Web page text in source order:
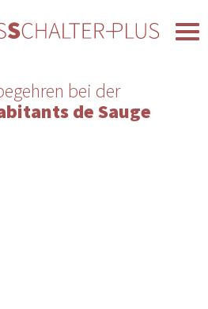
bei der
de Sauge